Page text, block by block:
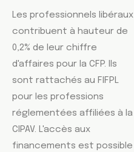
Les professionnels libéraux
contribuent à hauteur de
0,2% de leur chiffre
d'affaires pour la CFP. Ils
sont rattachés au FIFPL
pour les professions
réglementées affiliées à la
CIPAV. L'accès aux
financements est possible